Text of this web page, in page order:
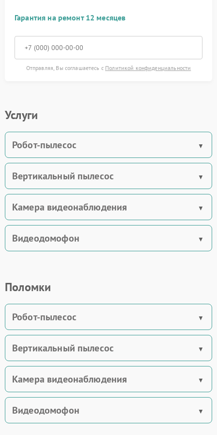
Гарантия на ремонт 12 месяцев
Отправляя, Вы соглашаетесь с Политикой конфиденциальности
Услуги
Робот-пылесос
Вертикальный пылесос
Камера видеонаблюдения
Видеодомофон
Поломки
Робот-пылесос
Вертикальный пылесос
Камера видеонаблюдения
Видеодомофон